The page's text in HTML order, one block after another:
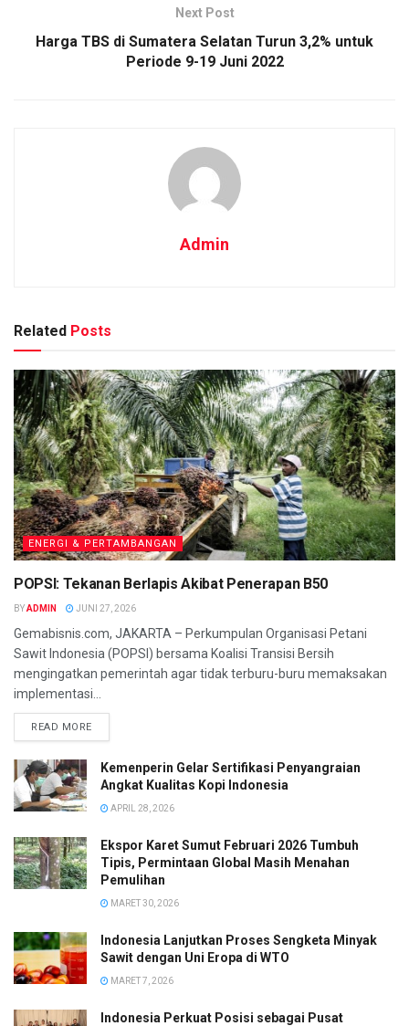
Next Post
Harga TBS di Sumatera Selatan Turun 3,2% untuk
Periode 9-19 Juni 2022
Admin
Related Posts
ENERGI & PERTAMBANGAN
POPSI: Tekanan Berlapis Akibat Penerapan B50
BYADMIN JUNI 27, 2026
Gemabisnis.com, JAKARTA – Perkumpulan Organisasi Petani
Sawit Indonesia (POPSI) bersama Koalisi Transisi Bersih
mengingatkan pemerintah agar tidak terburu-buru memaksakan
implementasi...
READ MORE
Kemenperin Gelar Sertifikasi Penyangraian
Angkat Kualitas Kopi Indonesia
APRIL 28, 2026
Ekspor Karet Sumut Februari 2026 Tumbuh
Tipis, Permintaan Global Masih Menahan
Pemulihan
MARET 30, 2026
Indonesia Lanjutkan Proses Sengketa Minyak
Sawit dengan Uni Eropa di WTO
MARET 7, 2026
Indonesia Perkuat Posisi sebagai Pusat